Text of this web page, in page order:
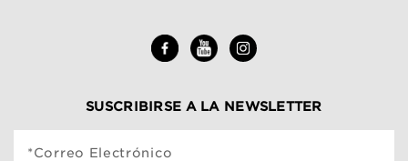
SUSCRIBIRSE A LA NEWSLETTER
*Correo Electrónico